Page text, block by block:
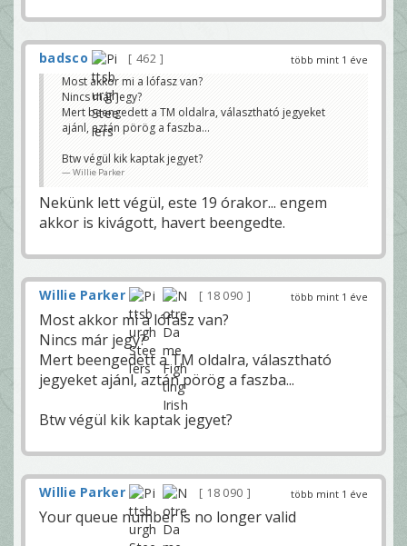
több mint 1 éve
badsco
462
Most akkor mi a lófasz van?
Nincs már jegy?
Mert beengedett a TM oldalra, választható jegyeket
ajánl, aztán pörög a faszba...
Btw végül kik kaptak jegyet?
Willie Parker
Nekünk lett végül, este 19 órakor... engem
akkor is kivágott, havert beengedte.
több mint 1 éve
Willie Parker 18 090
Most akkor mi a lófasz van?
Nincs már jegy?
Mert beengedett a TM oldalra, választható
jegyeket ajánl, aztán pörög a faszba...
Btw végül kik kaptak jegyet?
több mint 1 éve
Willie Parker 18 090
Your queue number is no longer valid